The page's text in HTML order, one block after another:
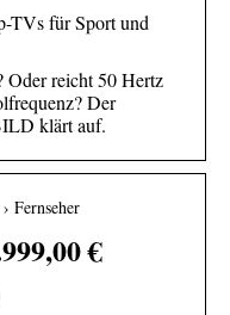
TVs für Sport und
Oder reicht 50 Hertz
Der
klärt auf.
Fernseher
€